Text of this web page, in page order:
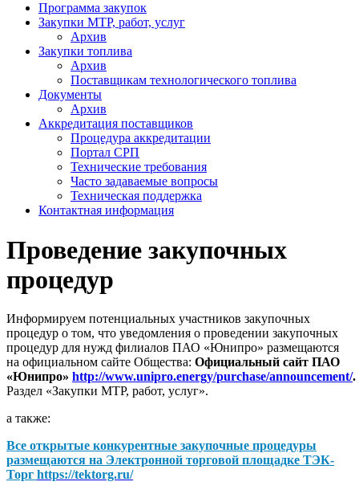
Программа закупок
Закупки МТР, работ, услуг
Архив
Закупки топлива
Архив
Поставщикам технологического топлива
Документы
Архив
Аккредитация поставщиков
Процедура аккредитации
Портал СРП
Технические требования
Часто задаваемые вопросы
Техническая поддержка
Контактная информация
Проведение закупочных
процедур
Информируем потенциальных участников закупочных
процедур о том, что уведомления о проведении закупочных
процедур для нужд филиалов ПАО «Юнипро» размещаются
на официальном сайте Общества: Официальный сайт ПАО
«Юнипро» http://www.unipro.energy/purchase/announcement/.
Раздел «Закупки МТР, работ, услуг».
а также:
Все открытые конкурентные закупочные процедуры
размещаются на Электронной торговой площадке ТЭК-
Торг https://tektorg.ru/